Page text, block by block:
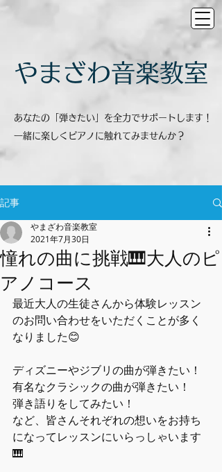
​やまざわ音楽教室
あなたの「弾きたい」を全力でサポートします！
一緒に楽しくピアノに触れてみませんか？
記事
憧れの曲に挑戦🎹大人のピ
アノコース
やまざわ音楽教室
2021年7月30日
最近大人の生徒さんから体験レッスン
のお問い合わせをいただくことが多く
なりました😊
ディズニーやジブリの曲が弾きたい！
有名なクラシックの曲が弾きたい！
弾き語りをしてみたい！
など、皆さんそれぞれの想いをお持ち
になってレッスンにいらっしゃいます
🎹